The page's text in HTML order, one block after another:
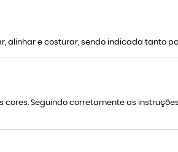
alinhar e costurar, sendo indicada tanto
Seguindo corretamente as